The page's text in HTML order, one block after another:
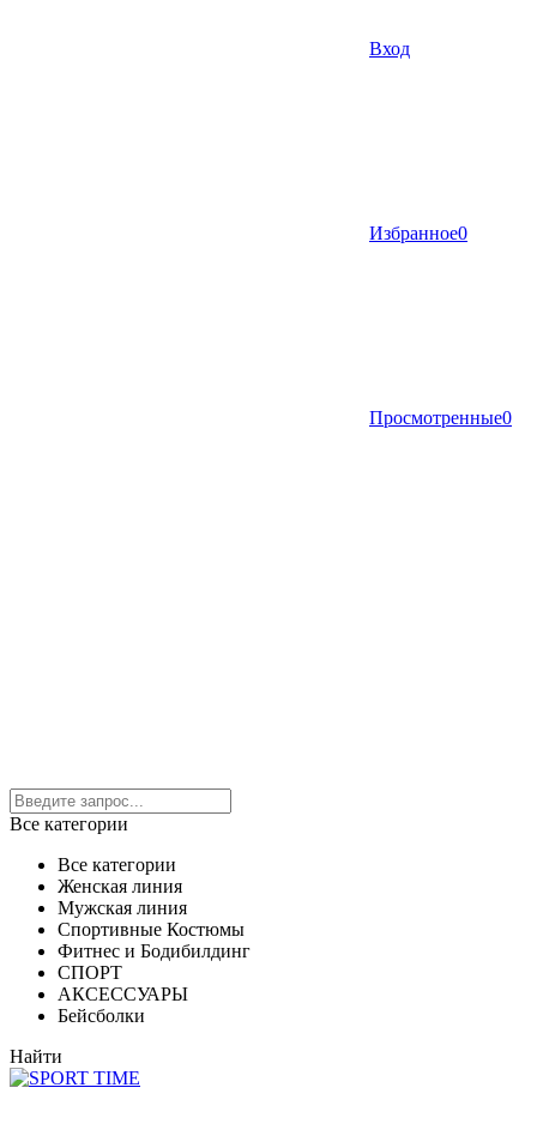
Вход
Избранное0
Просмотренные0
Все категории
Все категории
Женская линия
Мужская линия
Спортивные Костюмы
Фитнес и Бодибилдинг
СПОРТ
АКСЕССУАРЫ
Бейсболки
Найти